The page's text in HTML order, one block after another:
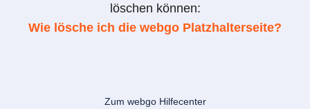
löschen können:
Wie lösche ich die webgo Platzhalterseite?
Zum webgo Hilfecenter